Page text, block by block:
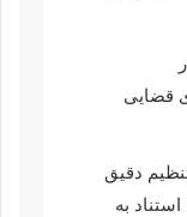
قضایی
دقیق
به